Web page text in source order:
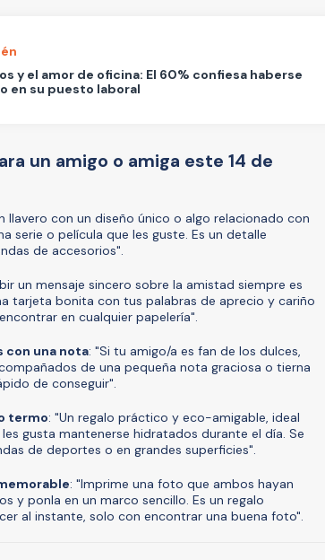
y el amor de oficina: El 60% confiesa haberse
en su puesto laboral
un amigo o amiga este 14 de
llavero con un diseño único o algo relacionado con
serie o película que les guste. Es un detalle
de accesorios".
un mensaje sincero sobre la amistad siempre es
tarjeta bonita con tus palabras de aprecio y cariño
en cualquier papelería".
con una nota: "Si tu amigo/a es fan de los dulces,
de una pequeña nota graciosa o tierna
de conseguir".
termo: "Un regalo práctico y eco-amigable, ideal
gusta mantenerse hidratados durante el día. Se
de deportes o en grandes superficies".
: "Imprime una foto que ambos hayan
y ponla en un marco sencillo. Es un regalo
al instante, solo con encontrar una buena foto".